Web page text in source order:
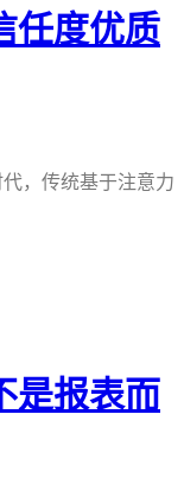
任度优质
，传统基于注意力
是报表而